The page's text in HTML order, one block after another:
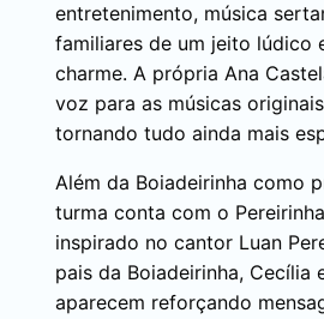
entretenimento, música
familiares de um jeito lúdico
charme. A própria Ana
voz para as músicas
tornando tudo ainda mais
Além da Boiadeirinha como
turma conta com o
inspirado no cantor Luan
pais da Boiadeirinha, Cecília
aparecem reforçando